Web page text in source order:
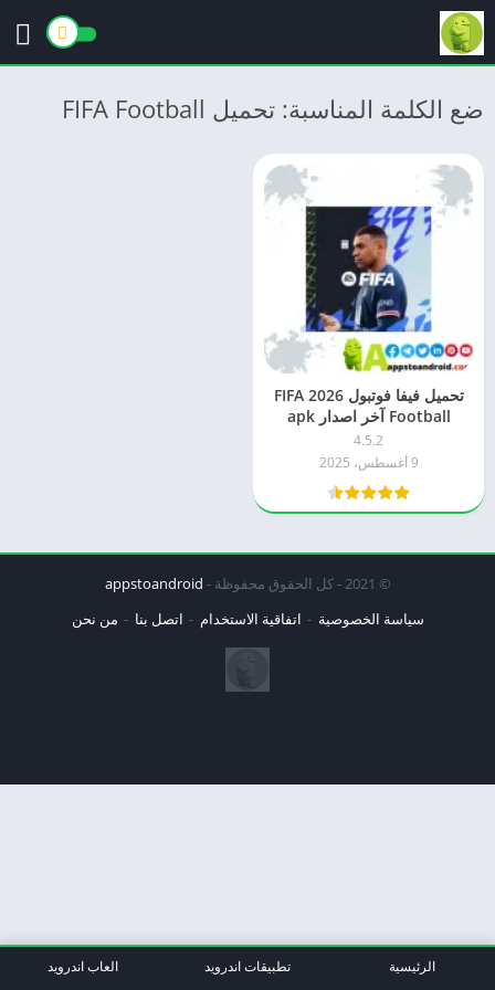
ضع الكلمة المناسبة: تحميل FIFA Football
تحميل فيفا فوتبول 2026 FIFA
Football آخر اصدار apk
للاندرويد
4.5.2
9 أغسطس، 2025
© 2021 - كل الحقوق محفوظة -
appstoandroid
سياسة الخصوصية
اتفاقية الاستخدام اتصل بنا من نحن
الرئيسية تطبيقات اندرويد العاب اندرويد